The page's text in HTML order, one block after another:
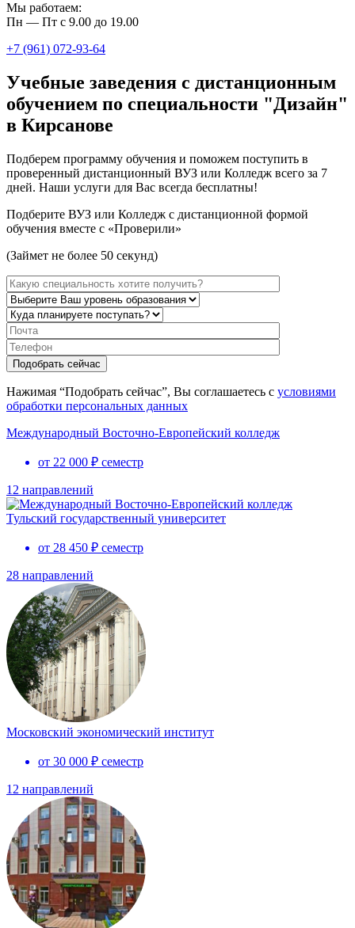
Мы работаем:
Пн — Пт с 9.00 до 19.00
+7 (961) 072-93-64
Учебные заведения с дистанционным
обучением по специальности "Дизайн"
в Кирсанове
Подберем программу обучения и поможем поступить в
проверенный дистанционный ВУЗ или Колледж всего за 7
дней. Наши услуги для Вас всегда бесплатны!
Подберите ВУЗ или Колледж с дистанционной формой
обучения вместе с «Проверили»
(Займет не более 50 секунд)
Нажимая “Подобрать сейчас”, Вы соглашаетесь с условиями
обработки персональных данных
Международный Восточно-Европейский колледж
от 22 000 ₽ семестр
12 направлений
Тульский государственный университет
от 28 450 ₽ семестр
28 направлений
Московский экономический институт
от 30 000 ₽ семестр
12 направлений